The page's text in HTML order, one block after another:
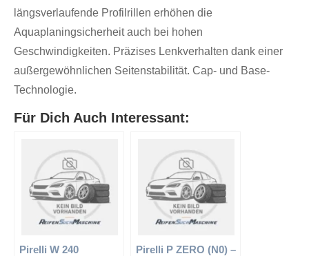
längsverlaufende Profilrillen erhöhen die
Aquaplaningsicherheit auch bei hohen
Geschwindigkeiten. Präzises Lenkverhalten dank einer
außergewöhnlichen Seitenstabilität. Cap- und Base-
Technologie.
Für Dich Auch Interessant:
Pirelli W 240
Pirelli P ZERO (N0) –